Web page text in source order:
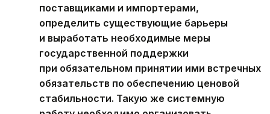
поставщиками и импортерами,
определить существующие барьеры
и выработать необходимые меры
государственной поддержки
при обязательном принятии ими встречных
обязательств по обеспечению ценовой
стабильности. Такую же системную